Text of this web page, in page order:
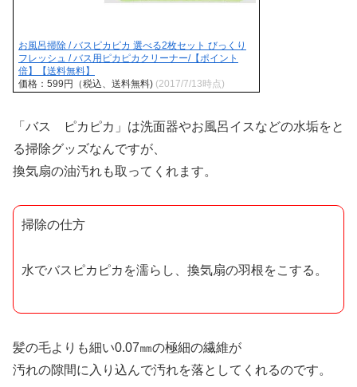
お風呂掃除 / バスピカピカ 選べる2枚セット びっくり
フレッシュ / バス用ピカピカクリーナー/【ポイント
倍】【送料無料】
価格：599円（税込、送料無料) (2017/7/13時点)
「バス ピカピカ」は洗面器やお風呂イスなどの水垢をと
る掃除グッズなんですが、
換気扇の油汚れも取ってくれます。
掃除の仕方
水でバスピカピカを濡らし、換気扇の羽根をこする。
髪の毛よりも細い0.07㎜の極細の繊維が
汚れの隙間に入り込んで汚れを落としてくれるのです。